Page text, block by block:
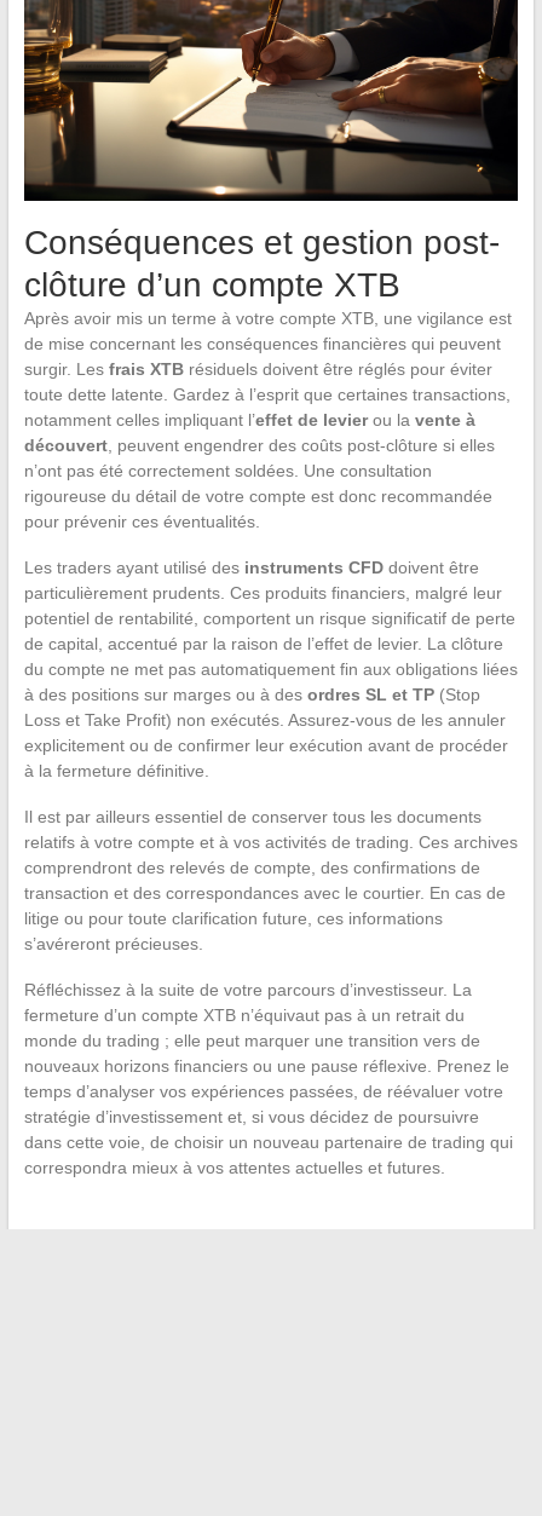
Conséquences et gestion post-
clôture d’un compte XTB
Après avoir mis un terme à votre compte XTB, une vigilance est
de mise concernant les conséquences financières qui peuvent
surgir. Les frais XTBrésiduels doivent être réglés pour éviter
toute dette latente. Gardez à l’esprit que certaines transactions,
notamment celles impliquant l’effet de levierou la vente à
découvert, peuvent engendrer des coûts post-clôture si elles
n’ont pas été correctement soldées. Une consultation
rigoureuse du détail de votre compte est donc recommandée
pour prévenir ces éventualités.
Les traders ayant utilisé des instruments CFDdoivent être
particulièrement prudents. Ces produits financiers, malgré leur
potentiel de rentabilité, comportent un risque significatif de perte
de capital, accentué par la raison de l’effet de levier. La clôture
du compte ne met pas automatiquement fin aux obligations liées
à des positions sur marges ou à des ordres SL et TP(Stop
Loss et Take Profit) non exécutés. Assurez-vous de les annuler
explicitement ou de confirmer leur exécution avant de procéder
à la fermeture définitive.
Il est par ailleurs essentiel de conserver tous les documents
relatifs à votre compte et à vos activités de trading. Ces archives
comprendront des relevés de compte, des confirmations de
transaction et des correspondances avec le courtier. En cas de
litige ou pour toute clarification future, ces informations
s’avéreront précieuses.
Réfléchissez à la suite de votre parcours d’investisseur. La
fermeture d’un compte XTB n’équivaut pas à un retrait du
monde du trading ; elle peut marquer une transition vers de
nouveaux horizons financiers ou une pause réflexive. Prenez le
temps d’analyser vos expériences passées, de réévaluer votre
stratégie d’investissement et, si vous décidez de poursuivre
dans cette voie, de choisir un nouveau partenaire de trading qui
correspondra mieux à vos attentes actuelles et futures.